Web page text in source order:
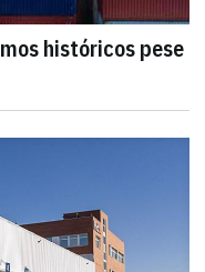
históricos pese